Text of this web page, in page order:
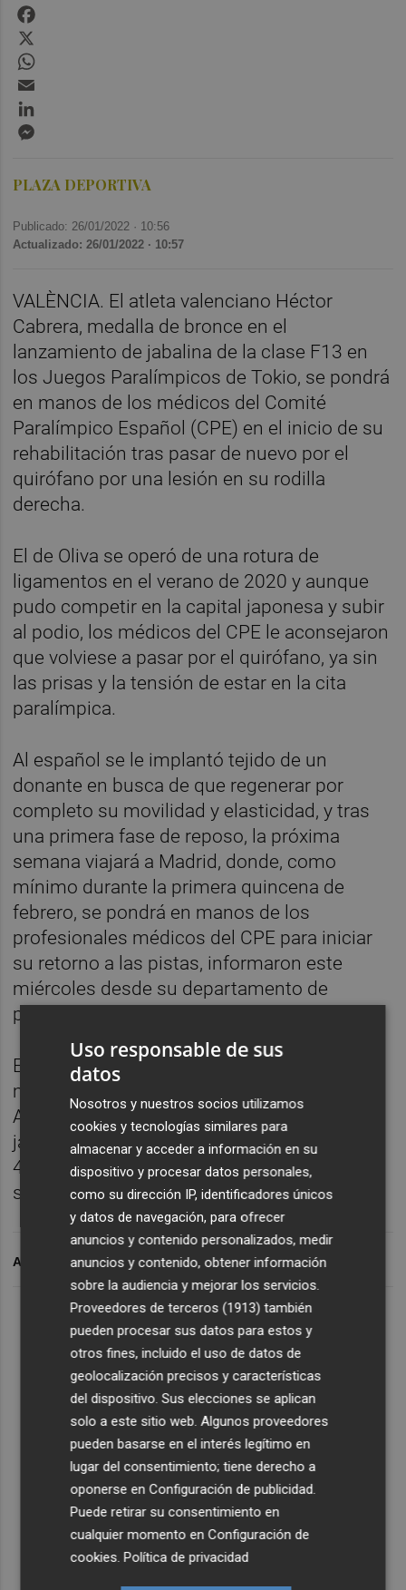
PLAZA DEPORTIVA
Publicado: 26/01/2022 · 10:56
Actualizado: 26/01/2022 · 10:57
VALÈNCIA. El atleta valenciano Héctor
Cabrera, medalla de bronce en el
lanzamiento de jabalina de la clase F13 en
los Juegos Paralímpicos de Tokio, se pondrá
en manos de los médicos del Comité
Paralímpico Español (CPE) en el inicio de su
rehabilitación tras pasar de nuevo por el
quirófano por una lesión en su rodilla
derecha.
El de Oliva se operó de una rotura de
ligamentos en el verano de 2020 y aunque
pudo competir en la capital japonesa y subir
al podio, los médicos del CPE le aconsejaron
que volviese a pasar por el quirófano, ya sin
las prisas y la tensión de estar en la cita
paralímpica.
Al español se le implantó tejido de un
donante en busca de que regenerar por
completo su movilidad y elasticidad, y tras
una primera fase de reposo, la próxima
semana viajará a Madrid, donde, como
mínimo durante la primera quincena de
febrero, se pondrá en manos de los
profesionales médicos del CPE para iniciar
su retorno a las pistas, informaron este
miércoles desde su departamento de
prensa.
El objetivo de Cabrera es el de llegar en las
mejores condiciones físicas al Mundial de
Atletismo que se disputará en la localidad
japonesa de Kobe, entre el 26 de agosto y el
4 de septiembre, y donde acudirá como
subcampeón del mundo.
ARCHIVADO EN
Uso responsable de sus
datos
Nosotros y nuestros socios utilizamos
cookies y tecnologías similares para
almacenar y acceder a información en su
dispositivo y procesar datos personales,
como su dirección IP, identificadores únicos
y datos de navegación, para ofrecer
anuncios y contenido personalizados, medir
anuncios y contenido, obtener información
sobre la audiencia y mejorar los servicios.
Proveedores de terceros (1913) también
pueden procesar sus datos para estos y
otros fines, incluido el uso de datos de
geolocalización precisos y características
del dispositivo. Sus elecciones se aplican
solo a este sitio web. Algunos proveedores
pueden basarse en el interés legítimo en
lugar del consentimiento; tiene derecho a
oponerse enConfiguración de publicidad
Puede retirar su consentimiento en
cualquier momento enConfiguración de
cookies .Política de privacidad